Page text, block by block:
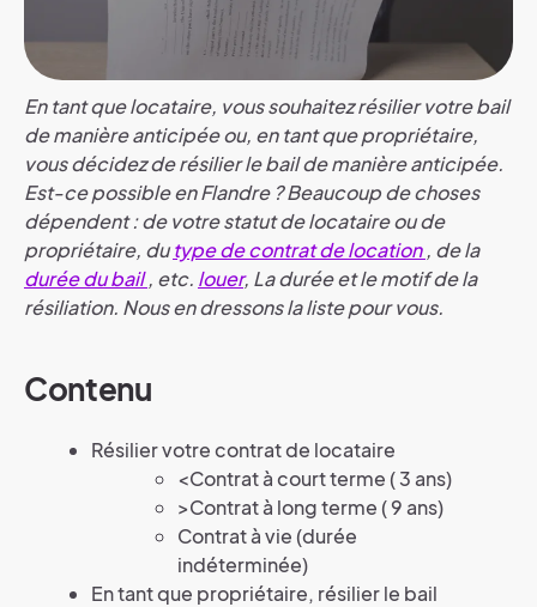
En tant que locataire, vous souhaitez résilier votre bail
de manière anticipée ou, en tant que propriétaire,
vous décidez de résilier le bail de manière anticipée.
Est-ce possible en Flandre ? Beaucoup de choses
dépendent : de votre statut de locataire ou de
propriétaire, dutype de contrat de location, de la
durée du bail, etc. louer, La durée et le motif de la
résiliation. Nous en dressons la liste pour vous.
Contenu
Résilier votre contrat de locataire
<Contrat à court terme ( 3 ans)
>Contrat à long terme ( 9 ans)
Contrat à vie (durée
indéterminée)
En tant que propriétaire, résilier le bail